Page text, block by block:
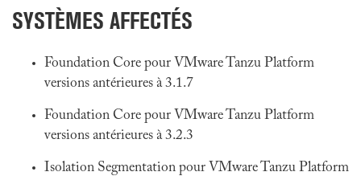
SYSTÈMES AFFECTÉS
Foundation Core pour VMware Tanzu Platform
versions antérieures à 3.1.7
Foundation Core pour VMware Tanzu Platform
versions antérieures à 3.2.3
Isolation Segmentation pour VMware Tanzu Platform